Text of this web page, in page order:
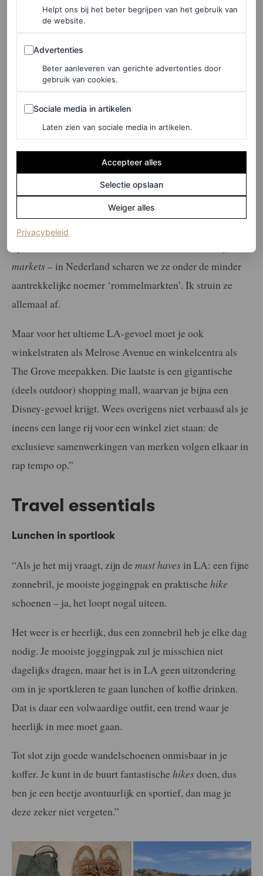
Roadtrip Californië
“Een auto huren is eenmust
stad is groot. LA is ook de perfecte uitvalbasis voor een
roadtrip door Californië. Je zit zo op Highway 1, een
Markten en malls
“Wie dol is op vintage, kan in Los Angeles z’n hart
markets– in Nederland scharen we ze onder de minder
aantrekkelijke noemer ‘rommelmarkten’. Ik struin ze
allemaal af.
Maar voor het ultieme LA-gevoel moet je ook
winkelstraten als Melrose Avenue en winkelcentra als
The Grove meepakken. Die laatste is een gigantische
(deels outdoor) shopping mall, waarvan je bijna een
Disney-gevoel krijgt. Wees overigens niet verbaasd als je
ineens een lange rij voor een winkel ziet staan: de
exclusieve samenwerkingen van merken volgen elkaar in
rap tempo op.”
Travel essentials
Lunchen in sportlook
“Als je het mij vraagt, zijn de must haves in LA: een fijne
zonnebril, je mooiste joggingpak en praktische hike
schoenen – ja, het loopt nogal uiteen.
Het weer is er heerlijk, dus een zonnebril heb je elke dag
nodig. Je mooiste joggingpak zul je misschien niet
dagelijks dragen, maar het is in LA geen uitzondering
om in je sportkleren te gaan lunchen of koffie drinken.
Dat is daar een volwaardige outfit, een trend waar je
heerlijk in mee moet gaan.
Tot slot zijn goede wandelschoenen onmisbaar in je
koffer. Je kunt in de buurt fantastische hikesdoen, dus
ben je een beetje avontuurlijk en sportief, dan mag je
deze zeker niet vergeten.”
Helpt ons bij het beter begrijpen van het gebruik van
de website.
Advertenties
Advertenties
Beter aanleveren van gerichte advertenties door
gebruik van cookies.
Sociale media in artikelen
Sociale media in artikelen
Laten zien van sociale media in artikelen.
Accepteer alles
Selectie opslaan
Weiger alles
Privacybeleid